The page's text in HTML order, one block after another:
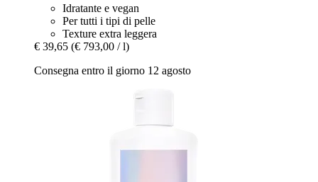
Idratante e vegan
Per tutti i tipi di pelle
Texture extra leggera
€ 39,65 (€ 793,00 / l)
Consegna entro il giorno 12 agosto